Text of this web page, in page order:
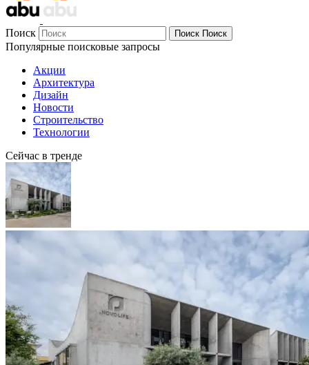
Поиск Поиск Поиск
Популярные поисковые запросы
Акции
Архитектура
Дизайн
Новости
Строительство
Технологии
Сейчас в тренде